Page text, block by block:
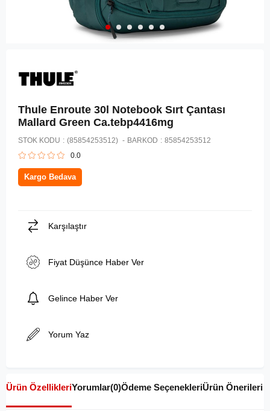
Thule Enroute 30l Notebook Sırt Çantası
Mallard Green Ca.tebp4416mg
STOK KODU (85854253512) BARKOD : 85854253512
0.0
Kargo Bedava
Karşılaştır
Fiyat Düşünce Haber Ver
Gelince Haber Ver
Yorum Yaz
Ürün ÖzellikleriYorumlar(0)Ödeme SeçenekleriÜrün Önerileri